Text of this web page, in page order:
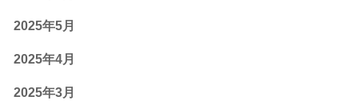
2025年5月
2025年4月
2025年3月